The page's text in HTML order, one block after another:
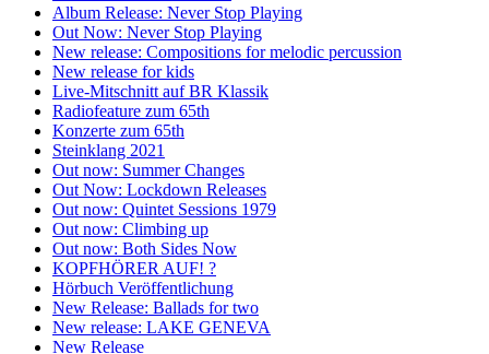
Album Release: Never Stop Playing
Out Now: Never Stop Playing
New release: Compositions for melodic percussion
New release for kids
Live-Mitschnitt auf BR Klassik
Radiofeature zum 65th
Konzerte zum 65th
Steinklang 2021
Out now: Summer Changes
Out Now: Lockdown Releases
Out now: Quintet Sessions 1979
Out now: Climbing up
Out now: Both Sides Now
KOPFHÖRER AUF! ?
Hörbuch Veröffentlichung
New Release: Ballads for two
New release: LAKE GENEVA
New Release